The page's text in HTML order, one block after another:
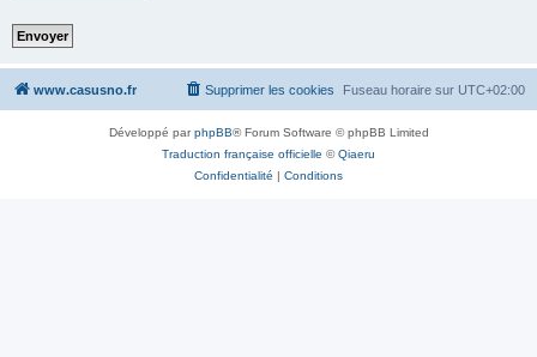
www.casusno.fr Fuseau horaire sur UTC+02:00
Supprimer les cookies
Développé parphpBB® Forum Software © phpBB Limited
Traduction française officielle ©Qiaeru
Confidentialité | Conditions